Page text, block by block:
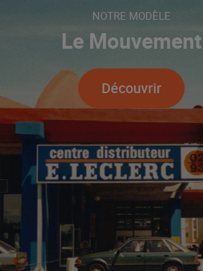
NOTRE MODÈLE
Le Mouvement
Découvrir